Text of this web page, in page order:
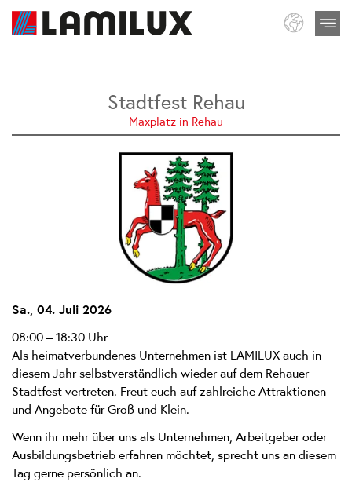
Stadtfest Rehau
Maxplatz in Rehau
Sa., 04. Juli 2026
08:00 – 18:30 Uhr
Als heimatverbundenes Unternehmen ist LAMILUX auch in
diesem Jahr selbstverständlich wieder auf dem Rehauer
Stadtfest vertreten. Freut euch auf zahlreiche Attraktionen
und Angebote für Groß und Klein.
Wenn ihr mehr über uns als Unternehmen, Arbeitgeber oder
Ausbildungsbetrieb erfahren möchtet, sprecht uns an diesem
Tag gerne persönlich an.